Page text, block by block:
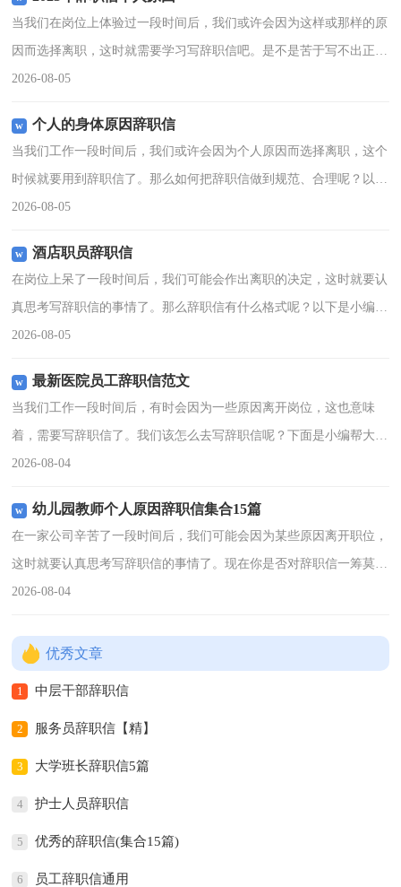
当我们在岗位上体验过一段时间后，我们或许会因为这样或那样的原
因而选择离职，这时就需要学习写辞职信吧。是不是苦于写不出正规
的辞职信呢？以下是小编整理的2023年辞职信个人原因，希望对大家
2026-08-05
个人的身体原因辞职信
当我们工作一段时间后，我们或许会因为个人原因而选择离职，这个
时候就要用到辞职信了。那么如何把辞职信做到规范、合理呢？以下
是小编为大家整理的个人的身体原因辞职信，仅供参考，欢迎大家阅
2026-08-05
酒店职员辞职信
在岗位上呆了一段时间后，我们可能会作出离职的决定，这时就要认
真思考写辞职信的事情了。那么辞职信有什么格式呢？以下是小编帮
大家整理的酒店职员辞职信，欢迎大家借鉴与参考，希望对大家有所
2026-08-05
最新医院员工辞职信范文
当我们工作一段时间后，有时会因为一些原因离开岗位，这也意味
着，需要写辞职信了。我们该怎么去写辞职信呢？下面是小编帮大家
整理的最新医院员工辞职信范文，希望能够帮助到大家。最新医院员
2026-08-04
幼儿园教师个人原因辞职信集合15篇
在一家公司辛苦了一段时间后，我们可能会因为某些原因离开职位，
这时就要认真思考写辞职信的事情了。现在你是否对辞职信一筹莫展
呢？下面是小编为大家整理的幼儿园教师个人原因辞职信，欢迎阅读
2026-08-04
优秀文章
1 中层干部辞职信
2 服务员辞职信【精】
3 大学班长辞职信5篇
4 护士人员辞职信
5 优秀的辞职信(集合15篇)
6 员工辞职信通用